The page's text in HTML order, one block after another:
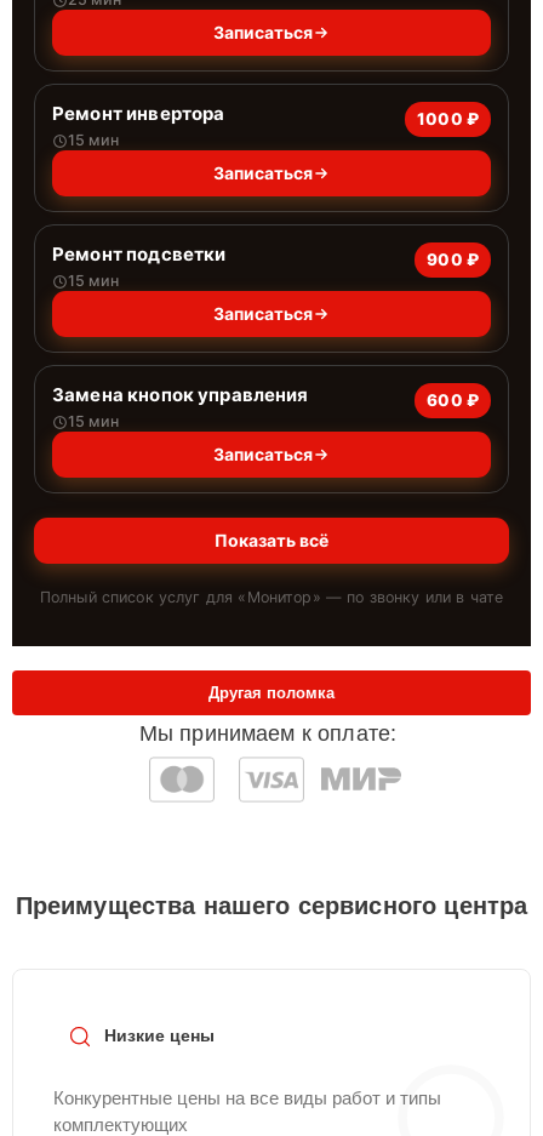
Записаться
Ремонт инвертора
15 мин
1000 ₽
Записаться
Ремонт подсветки
15 мин
900 ₽
Записаться
Замена кнопок управления
15 мин
600 ₽
Записаться
Показать всё
Полный список услуг для « Монитор » — по звонку или в чате
Мы принимаем к оплате:
Другая поломка
Преимущества нашего сервисного центра
Низкие цены
Конкурентные цены на все виды работ и типы
комплектующих